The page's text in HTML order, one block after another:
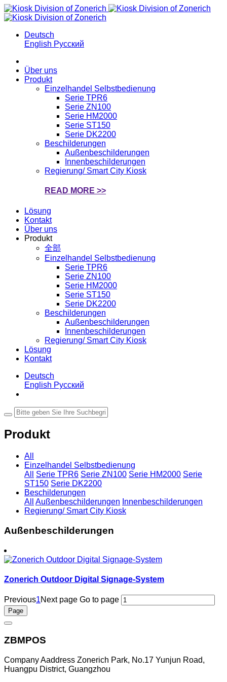
Deutsch
English Русский
Über uns
Produkt
Einzelhandel Selbstbedienung
Serie TPR6
Serie ZN100
Serie HM2000
Serie ST150
Serie DK2200
Beschilderungen
Außenbeschilderungen
Innenbeschilderungen
Regierung/ Smart City Kiosk
READ MORE >>
Lösung
Kontakt
Über uns
Produkt
全部
Einzelhandel Selbstbedienung
Serie TPR6
Serie ZN100
Serie HM2000
Serie ST150
Serie DK2200
Beschilderungen
Außenbeschilderungen
Innenbeschilderungen
Regierung/ Smart City Kiosk
Lösung
Kontakt
Deutsch
English Русский
Produkt
All
Einzelhandel Selbstbedienung
All
Serie TPR6 Serie ZN100 Serie HM2000 Serie
ST150 Serie DK2200
Beschilderungen
All
Außenbeschilderungen Innenbeschilderungen
Regierung/ Smart City Kiosk
Außenbeschilderungen
Zonerich Outdoor Digital Signage-System
Previous1Next page Go to page
ZBMPOS
Company Aaddress Zonerich Park, No.17 Yunjun Road,
Huangpu District, Guangzhou